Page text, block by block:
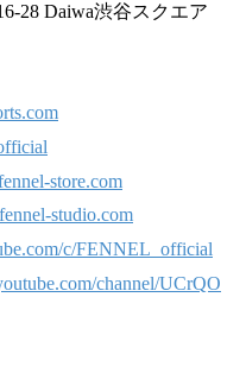
28 Daiwa渋谷スクエア
store.com
studio.com
c/FENNEL_official
channel/UCrQO